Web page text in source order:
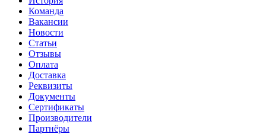
Команда
Вакансии
Новости
Статьи
Отзывы
Оплата
Доставка
Реквизиты
Документы
Сертификаты
Производители
Партнёры